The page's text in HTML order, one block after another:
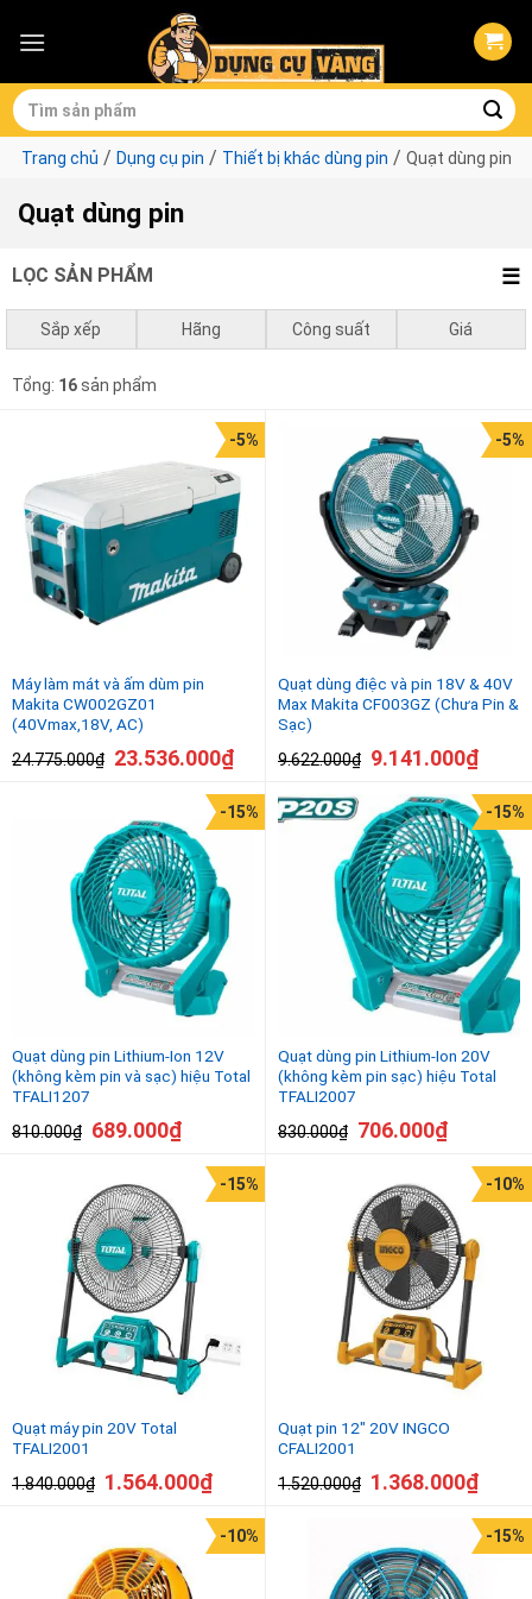
Tìm
kiếm:
Trang chủ / Dụng cụ pin / Thiết bị khác dùng pin / Quạt dùng pin
Quạt dùng pin
LỌC SẢN PHẨM
Sắp xếp
Mặc định
Giá cao đến thấp
Hãng
Makita
Công suất
0 - 750w
Giá
0₫-1.000.000₫
10.000.000 ₫
10.000.000 - 2.790.000₫
Tổng: 16sản phẩm
Máy làm mát và ấm dùm pin
Makita CW002GZ01
(40Vmax,18V, AC)
24.775.000₫
-5%
23.536.000₫
Quạt dùng điệc và pin 18V & 40V
Max Makita CF003GZ (Chưa Pin &
Sạc)
9.622.000₫
-5%
9.141.000₫
Quạt dùng pin Lithium-Ion 12V
(không kèm pin và sạc) hiệu Total
TFALI1207
810.000₫
-15%
689.000₫
Quạt dùng pin Lithium‑Ion 20V
(không kèm pin sạc) hiệu Total
TFALI2007
830.000₫
-15%
706.000₫
Quạt máy pin 20V Total
TFALI2001
1.840.000₫
-15%
1.564.000₫
Quạt pin 12″ 20V INGCO
CFALI2001
1.520.000₫
-10%
1.368.000₫
-10% -15%